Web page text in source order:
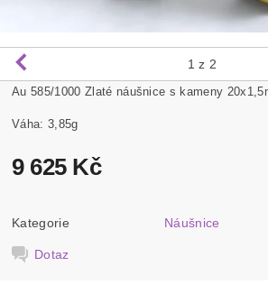
1 z 2
Au 585/1000 Zlaté náušnice s kameny
Váha: 3,85g
9 625 Kč
Kategorie Náušnice
Dotaz